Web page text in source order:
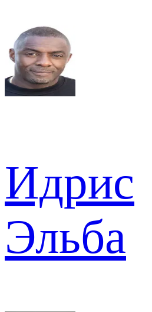
Идрис
Эльба